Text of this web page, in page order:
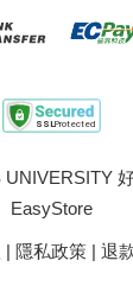
EasyStore
| 隱私政策 | 退